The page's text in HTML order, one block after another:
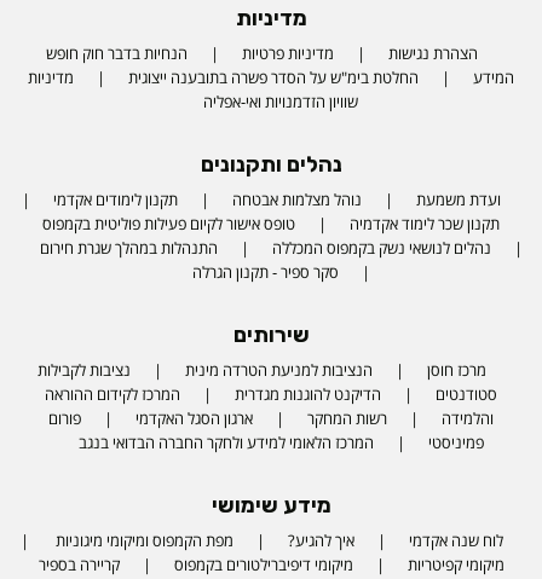
מדיניות
הצהרת נגישות מדיניות פרטיות
הנחיות בדבר חוק חופש
המידע
החלטת בימ"ש על הסדר פשרה בתובענה ייצוגית
מדיניות
שוויון הזדמנויות ואי-אפליה
נהלים ותקנונים
ועדת משמעת נוהל מצלמות אבטחה
תקנון לימודים אקדמי
תקנון שכר לימוד אקדמיה
טופס אישור לקיום פעילות פוליטית בקמפוס
נהלים לנושאי נשק בקמפוס המכללה
התנהלות במהלך שגרת חירום
סקר ספיר - תקנון הגרלה
שירותים
מרכז חוסן הנציבות למניעת הטרדה מינית
נציבות לקבילות
סטודנטים
הדיקנט להוגנות מגדרית
המרכז לקידום ההוראה
והלמידה
רשות המחקר ארגון הסגל האקדמי
פורום
פמיניסטי
המרכז הלאומי למידע ולחקר החברה הבדואי בנגב
מידע שימושי
לוח שנה אקדמי איך להגיע?
מפת הקמפוס ומיקומי מיגוניות
מיקומי קפיטריות
מיקומי דיפיברילטורים בקמפוס
קריירה בספיר